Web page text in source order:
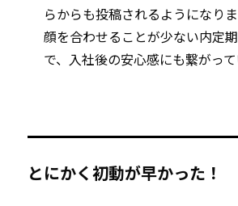
らからも投稿されるようになりま
顔を合わせることが少ない内定
で、入社後の安心感にも繋がっ
とにかく初動が早かった！